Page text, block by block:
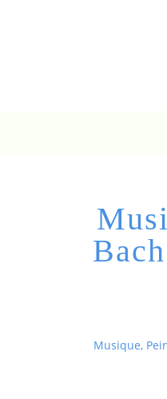
Musique,